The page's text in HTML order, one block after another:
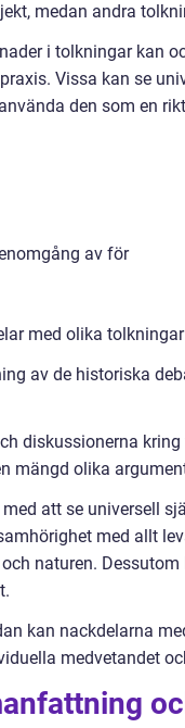
medan andra
i tolkningar kan
Vissa kan se
den som en
av för
med olika
av de historiska
diskussionerna
mängd olika
med att se universell
med allt
naturen.
kan nackdelarna
medvetandet